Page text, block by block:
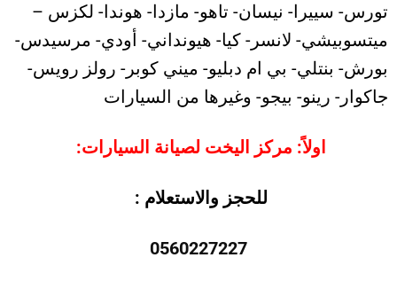
تورس- سييرا- نيسان- تاهو- مازدا- هوندا- لكزس –
ميتسوبيشي- لانسر- كيا- هيونداني- أودي- مرسيدس-
بورش- بنتلي- بي ام دبليو- ميني كوبر- رولز رويس-
جاكوار- رينو- بيجو- وغيرها من السيارات
اولاً: مركز اليخت لصيانة السيارات:
للحجز والاستعلام :
0560227227